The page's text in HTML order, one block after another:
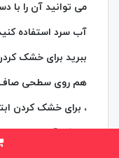
می توانید آن را با
آب سرد استفاده
ببرید برای خشک
هم روی سطحی صاف
، برای خشک کردن